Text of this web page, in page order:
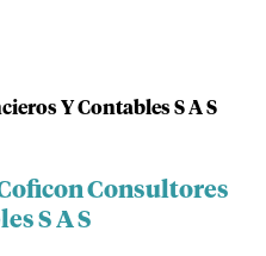
Y Contables S A S
Consultores
S A S